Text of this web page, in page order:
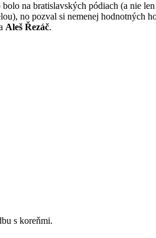
na bratislavských pódiach (a nie
no pozval si nemenej hodnotných
Aleš Řezáč.
s koreňmi.